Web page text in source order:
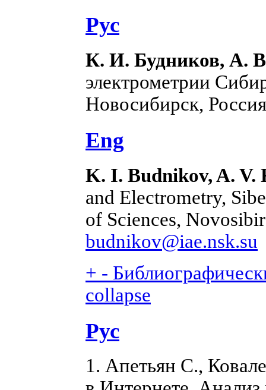
Рус
К. И. Будников, А.
электрометрии
Новосибирск,
Eng
K. I. Budnikov, A. V.
and Electrometry,
of Sciences,
budnikov@iae.nsk.su
+ -
collapse
Рус
1. Апетьян С.,